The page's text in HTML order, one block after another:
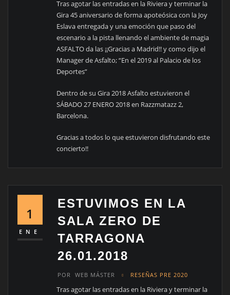
Tras agotar las entradas en la Riviera y terminar la
Gira 45 aniversario de forma apoteósica con la Joy
Eslava entregada y una emoción que paso del
escenario a la pista llenando el ambiente de magia
ASFALTO da las ¡¡Gracias a Madrid!! y como dijo el
Manager de Asfalto; “En el 2019 al Palacio de los
Deportes”
Dentro de su Gira 2018 Asfalto estuvieron el
SÁBADO 27 ENERO 2018 en Razzmatazz 2,
Barcelona.
Gracias a todos lo que estuvieron disfrutando este
concierto!!
1
ENE
ESTUVIMOS EN LA
SALA ZERO DE
TARRAGONA
26.01.2018
POR WEB MÁSTER RESEÑAS PRE 2020
Tras agotar las entradas en la Riviera y terminar la